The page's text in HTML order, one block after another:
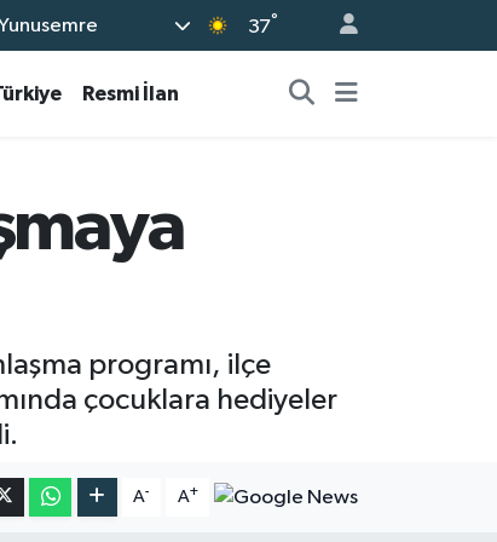
37°
Resmi İlan
programı, ilçe
çocuklara hediyeler
A- A+